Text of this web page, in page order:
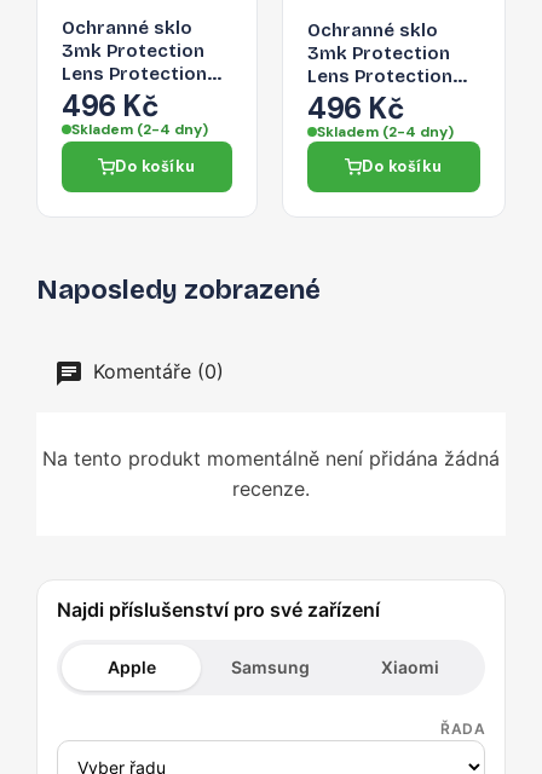
Ochranné sklo
3mk Protection
Lens Protection
Pro pro iPhone 15
Plus -
transparentní
496 Kč
Skladem (2-4 dny)
Do košíku
Ochranné sklo
3mk Protection
Lens Protection
Pro pro iPhone 15
Plus - graphite
496 Kč
Skladem (2-4 dny)
Do košíku
Naposledy zobrazené
Komentáře (0)
Na tento produkt momentálně není přidána žádná
recenze.
Najdi příslušenství pro své zařízení
Apple Samsung Xiaomi
ŘADA